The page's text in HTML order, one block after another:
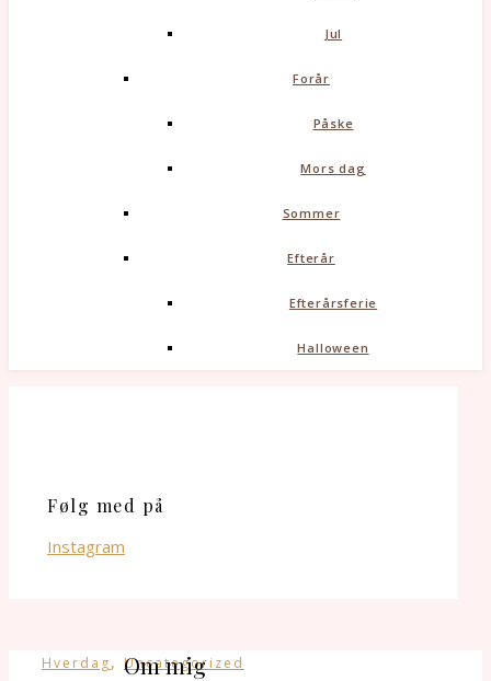
Jul
Forår
Påske
Mors dag
Sommer
Efterår
Efterårsferie
Halloween
Følg med på
Instagram
Hverdag, Uncategorized
Om mig